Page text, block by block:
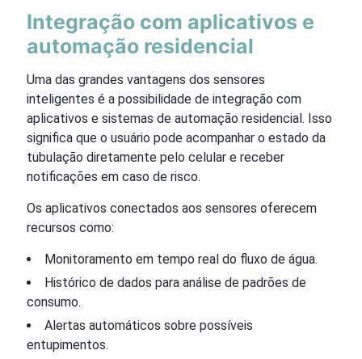
Integração com aplicativos e
automação residencial
Uma das grandes vantagens dos sensores
inteligentes é a possibilidade de integração com
aplicativos e sistemas de automação residencial. Isso
significa que o usuário pode acompanhar o estado da
tubulação diretamente pelo celular e receber
notificações em caso de risco.
Os aplicativos conectados aos sensores oferecem
recursos como:
Monitoramento em tempo real do fluxo de água.
Histórico de dados para análise de padrões de
consumo.
Alertas automáticos sobre possíveis
entupimentos.